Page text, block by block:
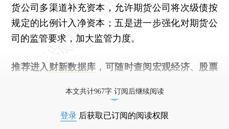
货公司多渠道补充资本，允许期货公司将次级债按
规定的比例计入净资本；五是进一步强化对期货公
司的监管要求，加大监管力度。
推荐进入 财新数据库 ，可随时查阅宏观经济、股票
本文共计967字 订阅后继续阅读
登录 后获取已订阅的阅读权限